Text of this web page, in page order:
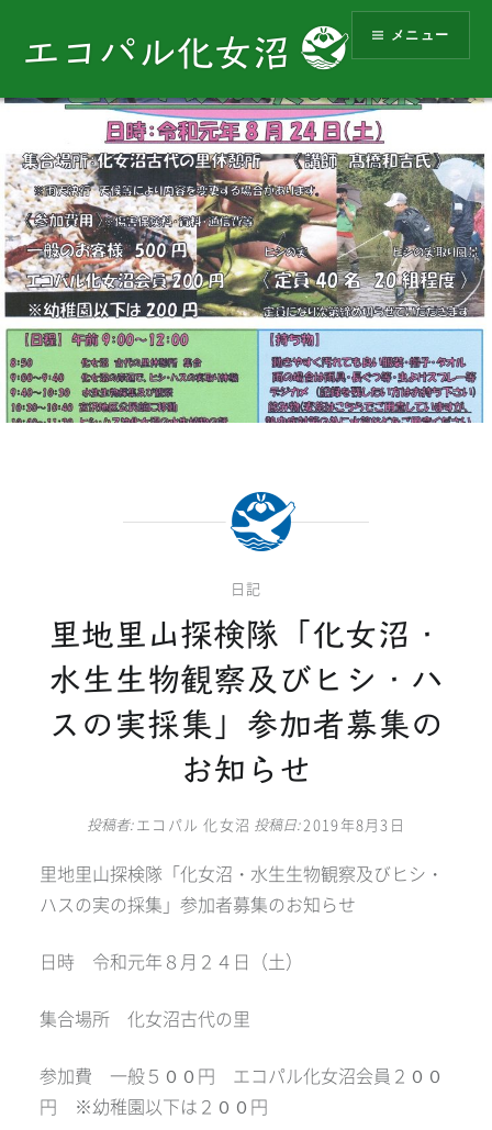
ン
ス
キ
ッ
プ
エコパル化女沼 メニュー
日記
里地里山探検隊「化女沼・
水生生物観察及びヒシ・ハ
スの実採集」参加者募集の
お知らせ
投稿者: エコパル 化女沼 投稿日: 2019年8月3日
里地里山探検隊「化女沼・水生生物観察及びヒシ・
ハスの実の採集」参加者募集のお知らせ
日時 令和元年８月２４日（土）
集合場所 化女沼古代の里
参加費 一般５００円 エコパル化女沼会員２００
円 ※幼稚園以下は２００円